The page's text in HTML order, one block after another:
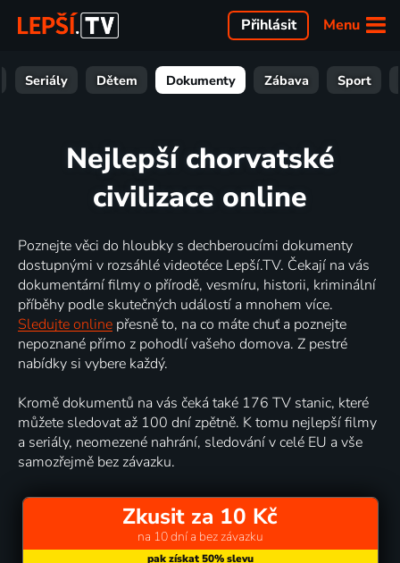
Menu
Přihlásit
Seriály Dětem Dokumenty Zábava Sport
Nejlepší chorvatské
civilizace online
Poznejte věci do hloubky s dechberoucími dokumenty
dostupnými v rozsáhlé videotéce Lepší.TV. Čekají na vás
dokumentární filmy o přírodě, vesmíru, historii, kriminální
příběhy podle skutečných událostí a mnohem více.
Sledujte online přesně to, na co máte chuť a poznejte
nepoznané přímo z pohodlí vašeho domova. Z pestré
nabídky si vybere každý.
Kromě dokumentů na vás čeká také 176 TV stanic, které
můžete sledovat až 100 dní zpětně. K tomu nejlepší filmy
a seriály, neomezené nahrání, sledování v celé EU a vše
samozřejmě bez závazku.
Zkusit za 10 Kč
na 10 dní a bez závazku